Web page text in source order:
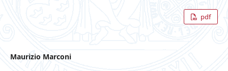
pdf
Maurizio Marconi